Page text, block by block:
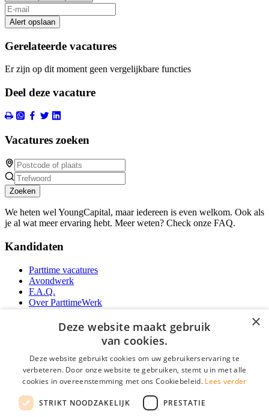
Alert opslaan
Gerelateerde vacatures
Er zijn op dit moment geen vergelijkbare functies
Deel deze vacature
Vacatures zoeken
Zoeken
We heten wel YoungCapital, maar iedereen is even welkom. Ook als
je al wat meer ervaring hebt. Meer weten? Check onze FAQ.
Kandidaten
Parttime vacatures
Avondwerk
F.A.Q.
Over ParttimeWerk
YoungCapital Android App
Parttime personeel
Vacature aanmelden
Partners
Contact
×
Deze website maakt gebruik
van cookies.
Deze website gebruikt cookies om uw gebruikerservaring te
verbeteren. Door onze website te gebruiken, stemt u in met alle
cookies in overeenstemming met ons Cookiebeleid. Lees verder
STRIKT NOODZAKELIJK PRESTATIE